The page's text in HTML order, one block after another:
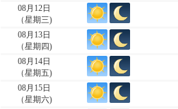
08月12日
（星期三)
08月13日
（星期四)
08月14日
（星期五)
08月15日
（星期六)